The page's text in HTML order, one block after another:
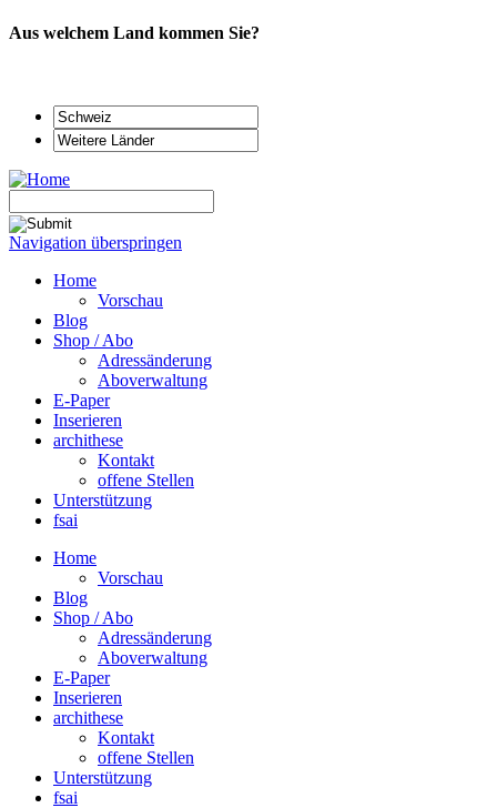
Aus welchem Land kommen Sie?
Navigation überspringen
Home
Vorschau
Blog
Shop / Abo
Adressänderung
Aboverwaltung
E-Paper
Inserieren
archithese
Kontakt
offene Stellen
Unterstützung
fsai
Home
Vorschau
Blog
Shop / Abo
Adressänderung
Aboverwaltung
E-Paper
Inserieren
archithese
Kontakt
offene Stellen
Unterstützung
fsai